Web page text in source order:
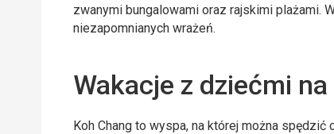
zwanymi bungalowami oraz rajskimi plażami.
niezapomnianych wrażeń.
Wakacje z dziećmi
Koh Chang to wyspa, na której można